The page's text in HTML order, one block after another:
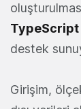
TypeScript
destek
Girişim,